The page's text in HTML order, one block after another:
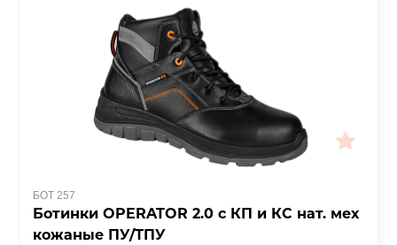
БОТ 257
Ботинки OPERATOR 2.0 с КП и КС нат. мех
кожаные ПУ/ТПУ